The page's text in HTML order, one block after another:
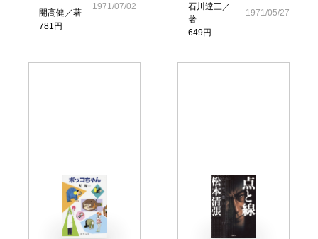
開高健／著
781円
1971/07/02
石川達三／
著
649円
1971/05/27